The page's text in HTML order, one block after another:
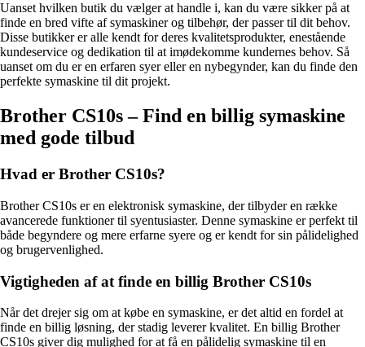
Uanset hvilken butik du vælger at handle i, kan du være sikker på at
finde en bred vifte af symaskiner og tilbehør, der passer til dit behov.
Disse butikker er alle kendt for deres kvalitetsprodukter, enestående
kundeservice og dedikation til at imødekomme kundernes behov. Så
uanset om du er en erfaren syer eller en nybegynder, kan du finde den
perfekte symaskine til dit projekt.
Brother CS10s – Find en billig symaskine
med gode tilbud
Hvad er Brother CS10s?
Brother CS10s er en elektronisk symaskine, der tilbyder en række
avancerede funktioner til syentusiaster. Denne symaskine er perfekt til
både begyndere og mere erfarne syere og er kendt for sin pålidelighed
og brugervenlighed.
Vigtigheden af ​​at finde en billig Brother CS10s
Når det drejer sig om at købe en symaskine, er det altid en fordel at
finde en billig løsning, der stadig leverer kvalitet. En billig Brother
CS10s giver dig mulighed for at få en pålidelig symaskine til en